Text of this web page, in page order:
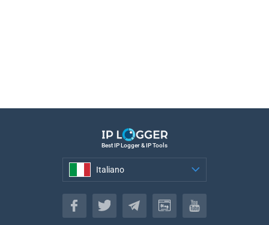
Best IP Logger & IP Tools
Italiano
Italiano